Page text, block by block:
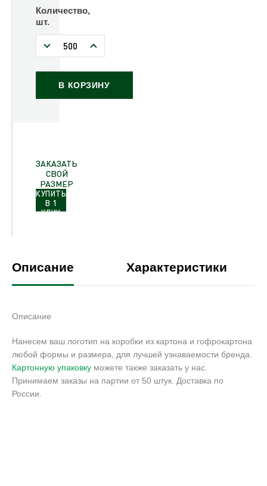
Количество,
шт.
В КОРЗИНУ
ЗАКАЗАТЬ
СВОЙ
РАЗМЕР
КУПИТЬ
В 1
КЛИК
Описание Характеристики
Описание
Нанесем ваш логотип на коробки из картона и гофрокартона
любой формы и размера, для лучшей узнаваемости бренда.
Картонную упаковку можете также заказать у нас.
Принимаем заказы на партии от 50 штук. Доставка по
России.